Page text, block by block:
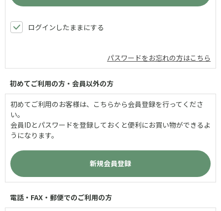
ログインしたままにする
パスワードをお忘れの方はこちら
初めてご利用の方・会員以外の方
初めてご利用のお客様は、こちらから会員登録を行ってくださ
い。
会員IDとパスワードを登録しておくと便利にお買い物ができるよ
うになります。
電話・FAX・郵便でのご利用の方